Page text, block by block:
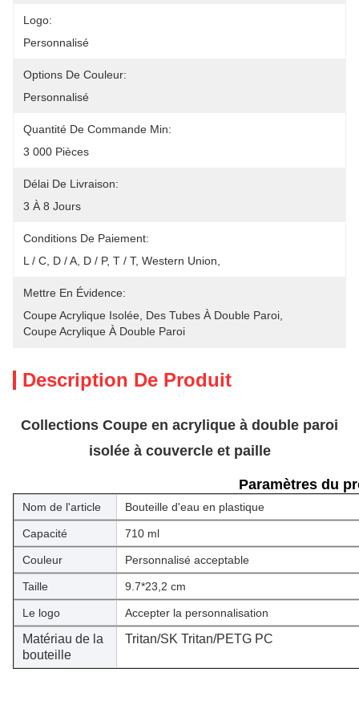
Logo:
Personnalisé
Options De Couleur:
Personnalisé
Quantité De Commande Min:
3 000 Pièces
Délai De Livraison:
3 À 8 Jours
Conditions De Paiement:
L / C, D / A, D / P, T / T, Western Union,
Mettre En Évidence:
Coupe Acrylique Isolée Des Tubes À Double Paroi
Coupe Acrylique À Double Paroi
Description De Produit
Collections Coupe en acrylique à double paroi
isolée à couvercle et paille
Paramètres du
Nom de l'article Bouteille d'eau en plastique
Capacité 710 ml
Couleur Personnalisé acceptable
Taille 9.7*23,2 cm
Le logo Accepter la personnalisation
Matériau de la
bouteille
Tritan/SK Tritan/PETG PC